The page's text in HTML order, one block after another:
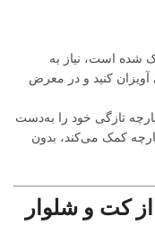
شده است، نیاز به
کنید و در معرض
تازگی خود را به‌دست
کمک می‌کند، بدون
از کت و شلوار